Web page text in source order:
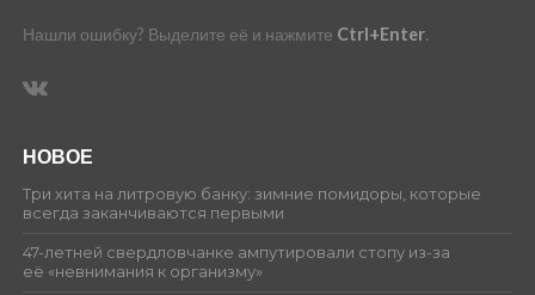
Нашли ошибку? Выделите её и нажмите Ctrl+Enter.
НОВОЕ
Три хита на литровую банку: зимние помидоры, которые
всегда заканчиваются первыми
47-летней свердловчанке ампутировали стопу из-за
её «невнимания к организму»